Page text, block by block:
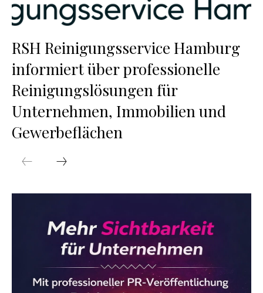
RSH Reinigungsservice Hamburg
informiert über professionelle
Reinigungslösungen für
Unternehmen, Immobilien und
Gewerbeflächen